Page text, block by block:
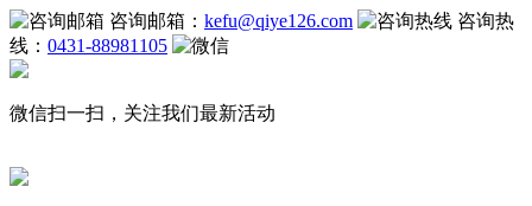
咨询邮箱： kefu@qiye126.com
咨询热
线： 0431-88981105
微信扫一扫，关注我们最新活动